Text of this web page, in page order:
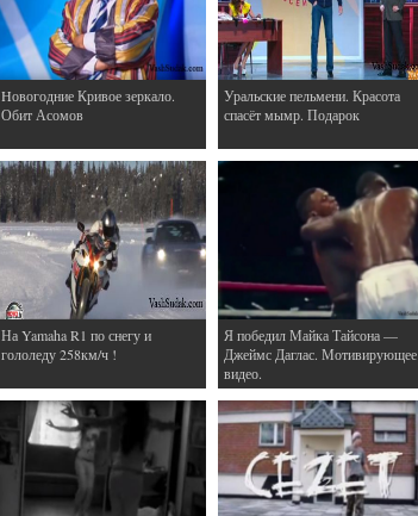
Hовогодние Кривое зеркало.
Обит Асомов
Уральские пельмени. Красота
спасёт мымр. Подарок
На Yamaha R1 по снегу и
гололеду 258км/ч !
Я победил Майка Тайсона —
Джеймс Даглас. Мотивирующее
видео.